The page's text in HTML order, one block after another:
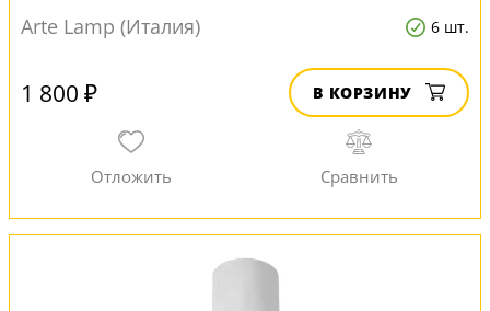
Arte Lamp (Италия)
6 шт.
1 800 ₽ В КОРЗИНУ